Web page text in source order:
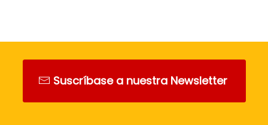
Suscríbase a nuestra Newsletter